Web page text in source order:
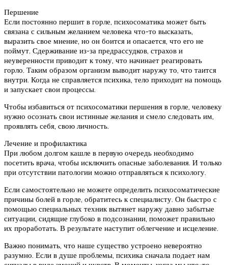
Першение
Если постоянно першит в горле, психосоматика может быть
связана с сильным желанием человека что-то высказать,
выразить свое мнение, но он боится и опасается, что его не
поймут. Сдерживание из-за предрассудков, страхов и
неуверенности приводит к тому, что начинает реагировать
горло. Таким образом организм выводит наружу то, что таится
внутри. Когда не справляется психика, тело приходит на помощь
и запускает свои процессы.
Чтобы избавиться от психосоматики першения в горле, человеку
нужно осознать свои истинные желания и смело следовать им,
проявлять себя, свою личность.
Лечение и профилактика
При любом долгом кашле в первую очередь необходимо
посетить врача, чтобы исключить опасные заболевания. И только
при отсутствии патологии можно отправляться к психологу.
Если самостоятельно не можете определить психосоматические
причины болей в горле, обратитесь к специалисту. Он быстро с
помощью специальных техник вытянет наружу давно забытые
ситуации, сидящие глубоко в подсознании, поможет правильно
их проработать. В результате наступит облегчение и исцеление.
Важно понимать, что наше существо устроено невероятно
разумно. Если в душе проблемы, психика сначала подает нам